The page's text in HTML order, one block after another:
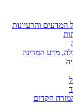
המדעים והרעיונות
מדע המדינה
הקדום